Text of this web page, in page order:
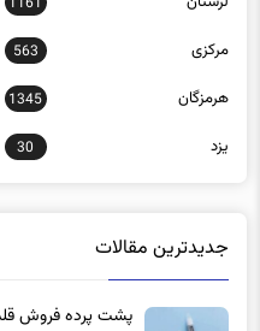
مرکزی 563
هرمزگان 1345
یزد 30
پشت پرده فروش
زیبایی